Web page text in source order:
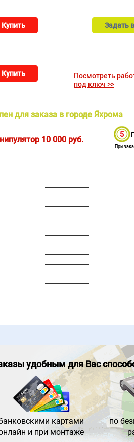
Купить Задать
Купить
Посмотреть
под ключ >>
для заказа в городе Яхрома
10 000 руб.
При
удобным для Вас
кими картами
и при монтаже
по